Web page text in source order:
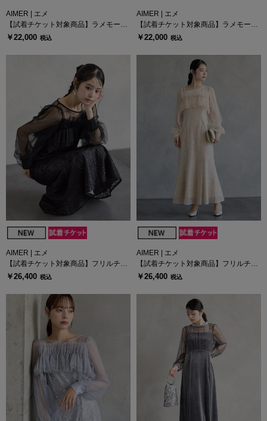
AIMER | エメ
【試着チケット対象商品】ラメモール
レース七分袖パネルラインドレス
￥22,000 税込
AIMER | エメ
【試着チケット対象商品】ラメモール
レース七分袖パネルラインドレス
￥22,000 税込
AIMER | エメ
【試着チケット対象商品】フリルチュ
ール長袖ブラウス×スパンコールレー
ドレス
￥26,400 税込
AIMER | エメ
【試着チケット対象商品】フリルチュ
ール長袖ブラウス×スパンコールレー
ドレス
￥26,400 税込